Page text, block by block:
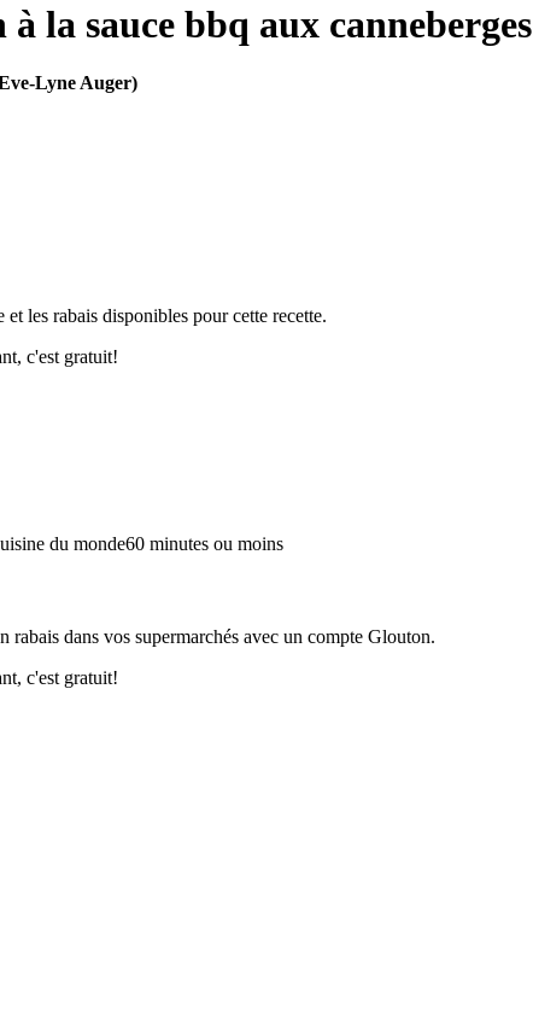
la sauce bbq aux canneberges
Lyne Auger)
les rabais disponibles pour cette recette.
c'est gratuit!
du monde60 minutes ou moins
rabais dans vos supermarchés avec un compte Glouton.
c'est gratuit!